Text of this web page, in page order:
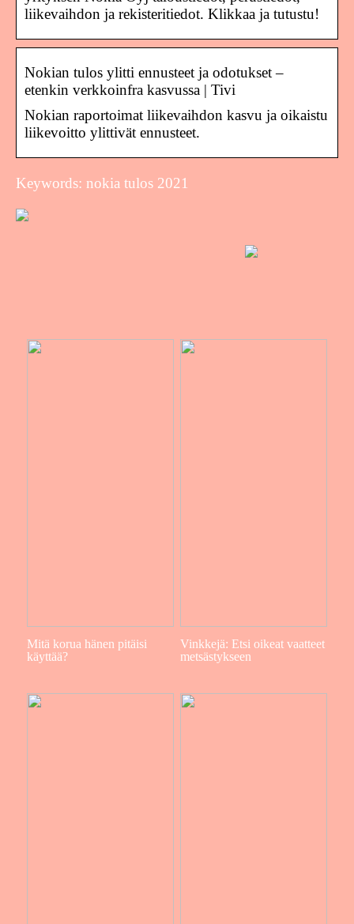
liikevaihdon ja rekisteritiedot. Klikkaa ja tutustu!
Nokian tulos ylitti ennusteet ja odotukset –
etenkin verkkoinfra kasvussa | Tivi
Nokian raportoimat liikevaihdon kasvu ja oikaistu
liikevoitto ylittivät ennusteet.
Keywords: nokia tulos 2021
Mitä korua hänen pitäisi
käyttää?
Vinkkejä: Etsi oikeat vaatteet
metsästykseen